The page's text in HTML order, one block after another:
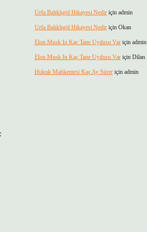
Urfa Balıklıgöl Hikayesi Nediriçin admin
Urfa Balıklıgöl Hikayesi Nediriçin Okan
Elon Musk In Kaç Tane Uydusu Variçin admin
Elon Musk In Kaç Tane Uydusu Variçin Dilan
Hukuk Mahkemesi Kaç Ay Süreriçin admin